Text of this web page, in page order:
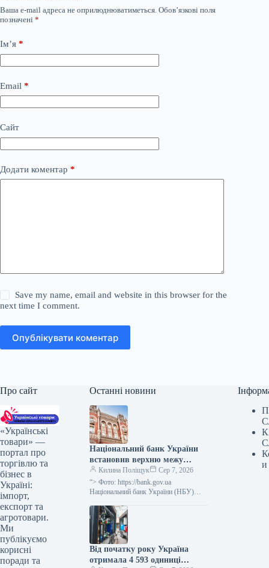
Ваша e-mail адреса не оприлюднюватиметься. Обов’язкові поля
позначені *
Ім’я *
Email *
Сайт
Додати коментар *
Save my name, email and website in this browser for the
next time I comment.
Опублікувати коментар
Про сайт
«Українські
товари» —
портал про
торгівлю та
бізнес в
Україні:
імпорт,
експорт та
агротовари.
Ми
публікуємо
корисні
поради та
Останні новини
Національний банк України
встановив верхню межу
відсоткової ставки за
тримісячними депозитними
сертифікатами, яка не
плюс 3,5 процентних пункти.
Килина Поліщук
Сер 7, 2026
“> Фото: https://bank.gov.ua
Національний банк України (НБУ)
тримісячними обмеженими
депозитними сертифікатами, який
дорівнює обліковій ставці плюс…
Від початку року Україна
отримала 4 593 одиниці
и